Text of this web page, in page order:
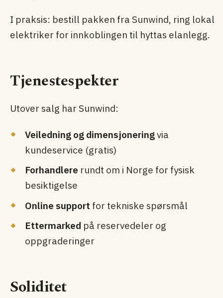
I praksis: bestill pakken fra Sunwind, ring lokal
elektriker for innkoblingen til hyttas elanlegg.
Tjenestespekter
Utover salg har Sunwind:
Veiledning og dimensjonering via
kundeservice (gratis)
Forhandlere rundt om i Norge for fysisk
besiktigelse
Online support for tekniske spørsmål
Ettermarked på reservedeler og
oppgraderinger
Soliditet